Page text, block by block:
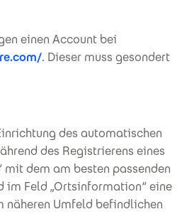
einen Account bei
. Dieser muss gesondert
des automatischen
des Registrierens eines
mit dem am besten passenden
im Feld „Ortsinformation“ eine
näheren Umfeld befindlichen